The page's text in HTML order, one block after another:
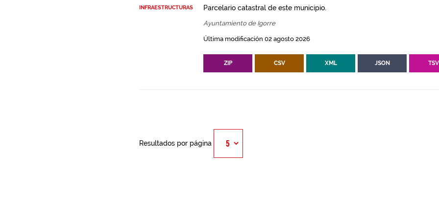
INFRAESTRUCTURAS
Parcelario catastral de este municipio.
Ayuntamiento de Igorre
Última modificación 02 agosto 2026
ZIP CSV XML JSON TSV
Resultados por página